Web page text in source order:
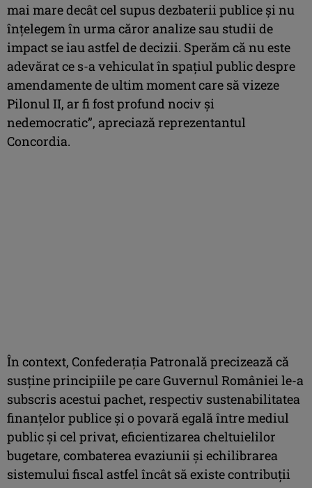
mai mare decât cel supus dezbaterii publice şi nu
înţelegem în urma căror analize sau studii de
impact se iau astfel de decizii. Sperăm că nu este
adevărat ce s-a vehiculat în spaţiul public despre
amendamente de ultim moment care să vizeze
Pilonul II, ar fi fost profund nociv şi
nedemocratic”, apreciază reprezentantul
Concordia.
În context, Confederaţia Patronală precizează că
susţine principiile pe care Guvernul României le-a
subscris acestui pachet, respectiv sustenabilitatea
finanţelor publice şi o povară egală între mediul
public şi cel privat, eficientizarea cheltuielilor
bugetare, combaterea evaziunii şi echilibrarea
sistemului fiscal astfel încât să existe contribuţii